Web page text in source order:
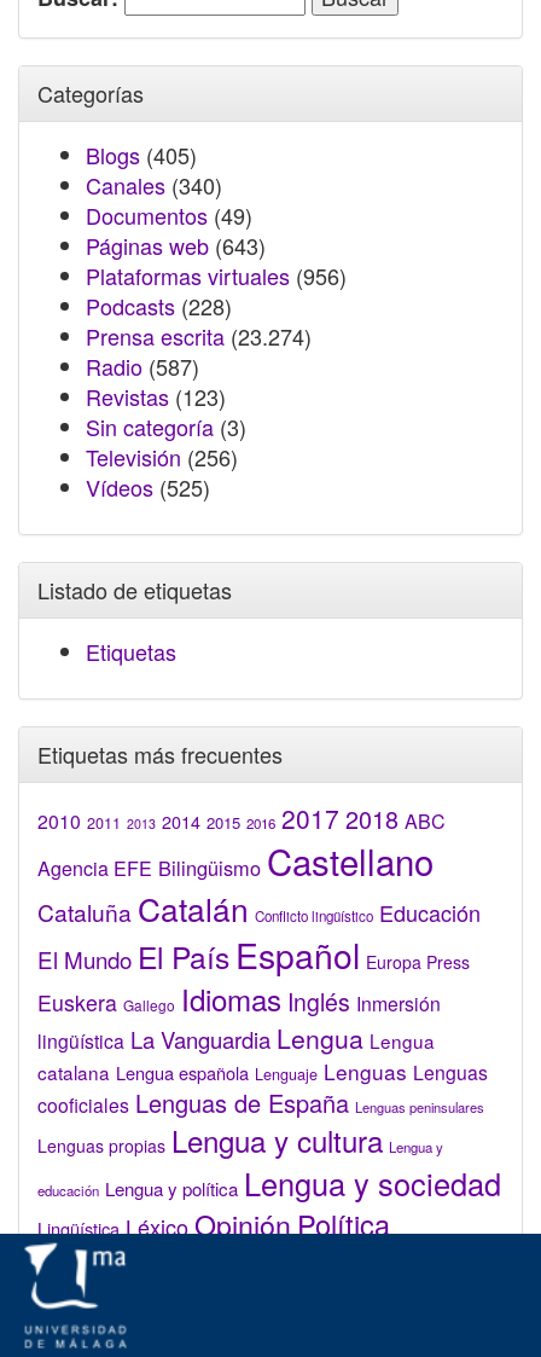
Categorías
Blogs (405)
Canales (340)
Documentos (49)
Páginas web (643)
Plataformas virtuales (956)
Podcasts (228)
Prensa escrita (23.274)
Radio (587)
Revistas (123)
Sin categoría (3)
Televisión (256)
Vídeos (525)
Listado de etiquetas
Etiquetas
Etiquetas más frecuentes
2010 2011 2013 2014 2015 2016 2017 2018 ABC
Agencia EFE Bilingüismo Castellano
Cataluña Catalán Conflicto lingüístico Educación
El Mundo El País Español Europa Press
Euskera Gallego Idiomas Inglés Inmersión
lingüística La Vanguardia Lengua Lengua
catalana Lengua española Lenguaje Lenguas Lenguas
cooficiales Lenguas de España Lenguas peninsulares
Lenguas propias Lengua y cultura Lengua y
educación Lengua y política Lengua y sociedad
Lingüística LéxicoOpiniónPolítica
lingüística
Valenciano